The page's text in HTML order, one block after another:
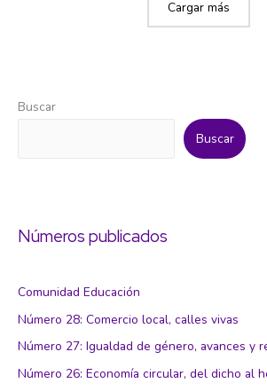
Buscar
Buscar
Números publicados
Comunidad Educación
Número 28: Comercio local, calles vivas
Número 27: Igualdad de género, avances y
Número 26: Economía circular, del dicho al
Cargar más